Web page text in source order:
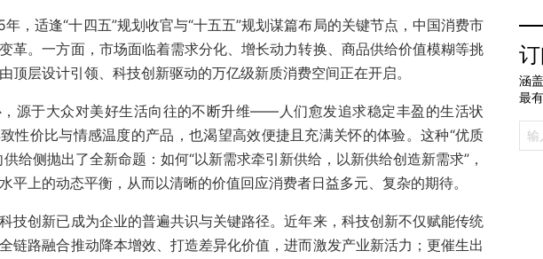
，适逢“十四五”规划收官与“十五五”规划谋篇布局的关键节点，中国消费市
革。一方面，市场面临着需求分化、增长动力转换、商品供给价值模糊等挑
顶层设计引领、科技创新驱动的万亿级新质消费空间正在开启。
源于大众对美好生活向往的不断升维——人们愈发追求稳定丰盈的生活状
性价比与情感温度的产品，也渴望高效便捷且充满关怀的体验。这种“优质
给侧抛出了全新命题：如何“以新需求牵引新供给，以新供给创造新需求”，
平上的动态平衡，从而以清晰的价值回应消费者日益多元、复杂的期待。
技创新已成为企业的普遍共识与关键路径。近年来，科技创新不仅赋能传统
链路融合推动降本增效、打造差异化价值，进而激发产业新活力；更催生出
涵
最